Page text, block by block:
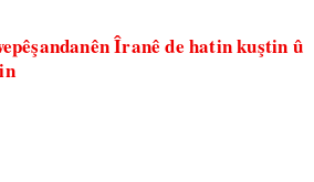
Îranê de hatin kuştin û